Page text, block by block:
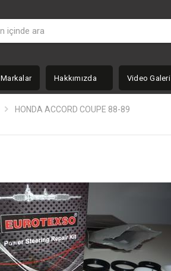
Markalar Hakkımızda Video Galeri
HONDA ACCORD COUPE 88-89